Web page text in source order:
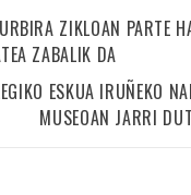
ZIKLOAN PARTE
ZABALIK DA
ESKUA IRUÑEKO
MUSEOAN JARRI